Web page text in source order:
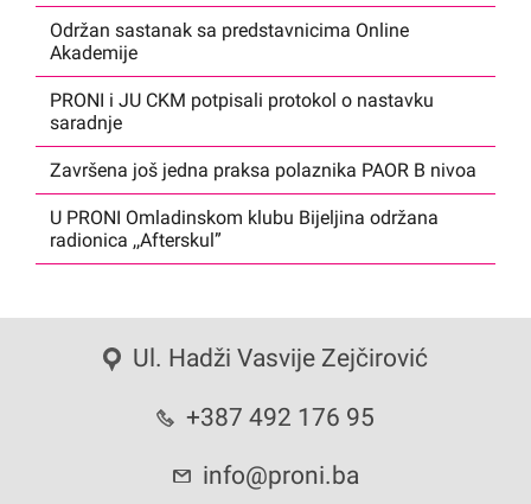
Održan sastanak sa predstavnicima Online
Akademije
PRONI i JU CKM potpisali protokol o nastavku
saradnje
Završena još jedna praksa polaznika PAOR B nivoa
U PRONI Omladinskom klubu Bijeljina održana
radionica ,,Afterskul”
Ul. Hadži Vasvije Zejčirović
+387 492 176 95
info@proni.ba